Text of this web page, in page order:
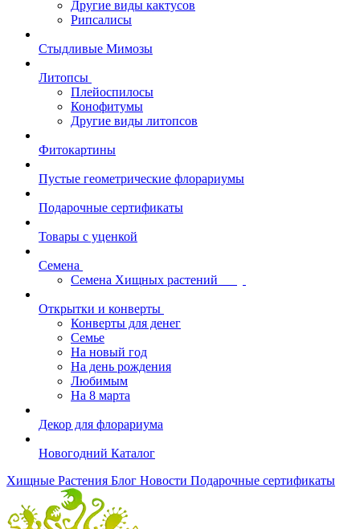
Другие виды кактусов
Рипсалисы
Стыдливые Мимозы
Литопсы
Плейоспилосы
Конофитумы
Другие виды литопсов
Фитокартины
Пустые геометрические флорариумы
Подарочные сертификаты
Товары с уценкой
Семена
Семена Хищных растений
Открытки и конверты
Конверты для денег
Семье
На новый год
На день рождения
Любимым
На 8 марта
Декор для флорариума
Новогодний Каталог
Хищные Растения Блог Новости Подарочные сертификаты